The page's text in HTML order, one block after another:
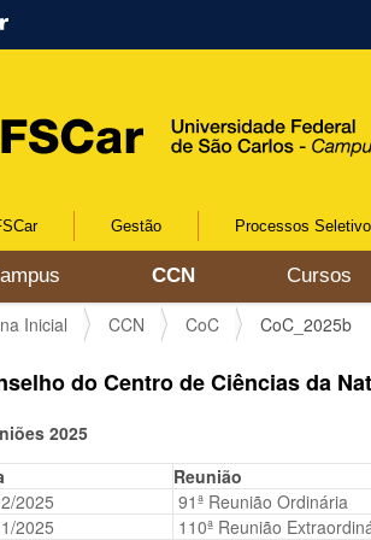
Gestão Processos
CCN Cursos
Inicial CCN CoC CoC_2025b
do Centro de Ciências da
2025
Reunião
2025
91ª Reunião Ordinária
2025
110ª Reunião